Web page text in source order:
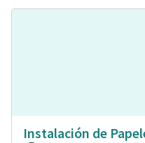
Instalación de